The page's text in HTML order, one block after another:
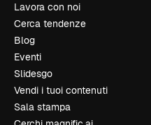
Lavora con noi
Cerca tendenze
Blog
Eventi
Slidesgo
Vendi i tuoi contenuti
Sala stampa